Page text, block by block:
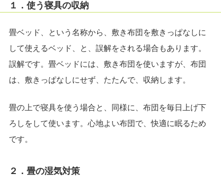
１．使う寝具の収納
畳ベッド、という名称から、敷き布団を敷きっぱなしに
して使えるベッド、と、誤解をされる場合もあります。
誤解です。畳ベッドには、敷き布団を使いますが、布団
は、敷きっぱなしにせず、たたんで、収納します。
畳の上で寝具を使う場合と、同様に、布団を毎日上げ下
ろしをして使います。心地よい布団で、快適に眠るため
です。
２．畳の湿気対策